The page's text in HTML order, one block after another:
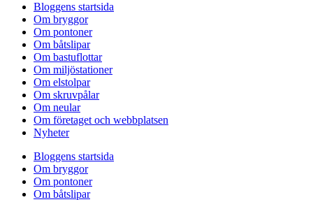
Bloggens startsida
Om bryggor
Om pontoner
Om båtslipar
Om bastuflottar
Om miljöstationer
Om elstolpar
Om skruvpålar
Om neular
Om företaget och webbplatsen
Nyheter
Bloggens startsida
Om bryggor
Om pontoner
Om båtslipar